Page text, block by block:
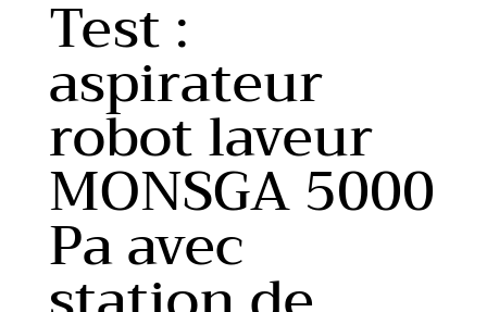
Test :
aspirateur
robot laveur
MONSGA 5000
Pa avec